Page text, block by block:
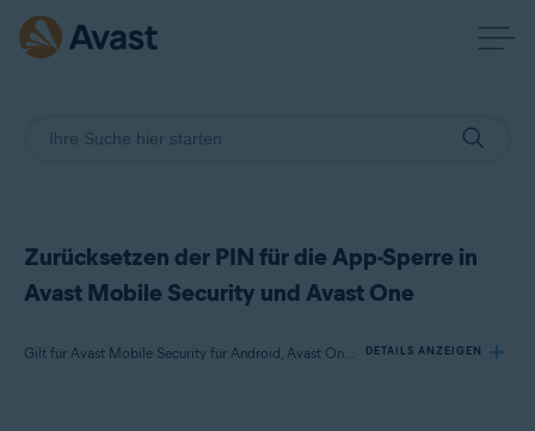
Zurücksetzen der PIN für die App-Sperre in
Avast Mobile Security und Avast One
Gilt für Avast Mobile Security für Android, Avast One für Android DETAILS ANZEIGEN